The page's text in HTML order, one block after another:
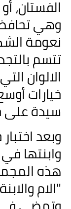
الفستان،
وهي
نعومة
تتسم
الالوان
خيارات
سيدة على
وبعد
وابنتها
هذه
"الام